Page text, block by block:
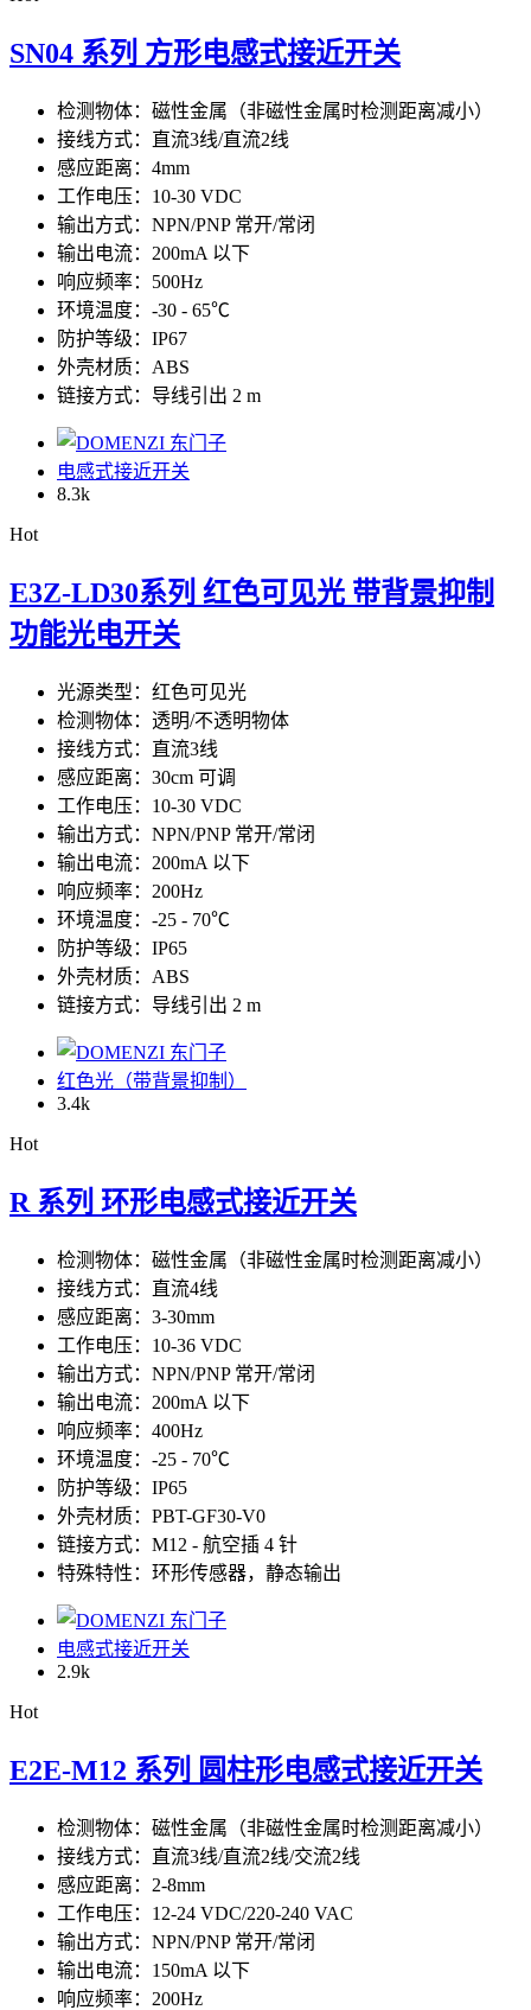
SN04 系列 方形电感式接近开关
检测物体：磁性金属（非磁性金属时检测距离减小）
接线方式：直流3线/直流2线
感应距离：4mm
工作电压：10-30 VDC
输出方式：NPN/PNP 常开/常闭
输出电流：200mA 以下
响应频率：500Hz
环境温度：-30 - 65℃
防护等级：IP67
外壳材质：ABS
链接方式：导线引出 2 m
电感式接近开关
8.3k
Hot
E3Z-LD30系列 红色可见光 带背景抑制
功能光电开关
光源类型：红色可见光
检测物体：透明/不透明物体
接线方式：直流3线
感应距离：30cm 可调
工作电压：10-30 VDC
输出方式：NPN/PNP 常开/常闭
输出电流：200mA 以下
响应频率：200Hz
环境温度：-25 - 70℃
防护等级：IP65
外壳材质：ABS
链接方式：导线引出 2 m
红色光（带背景抑制）
3.4k
Hot
R 系列 环形电感式接近开关
检测物体：磁性金属（非磁性金属时检测距离减小）
接线方式：直流4线
感应距离：3-30mm
工作电压：10-36 VDC
输出方式：NPN/PNP 常开/常闭
输出电流：200mA 以下
响应频率：400Hz
环境温度：-25 - 70℃
防护等级：IP65
外壳材质：PBT-GF30-V0
链接方式：M12 - 航空插 4 针
特殊特性：环形传感器，静态输出
电感式接近开关
2.9k
Hot
E2E-M12 系列 圆柱形电感式接近开关
检测物体：磁性金属（非磁性金属时检测距离减小）
接线方式：直流3线/直流2线/交流2线
感应距离：2-8mm
工作电压：12-24 VDC/220-240 VAC
输出方式：NPN/PNP 常开/常闭
输出电流：150mA 以下
响应频率：200Hz